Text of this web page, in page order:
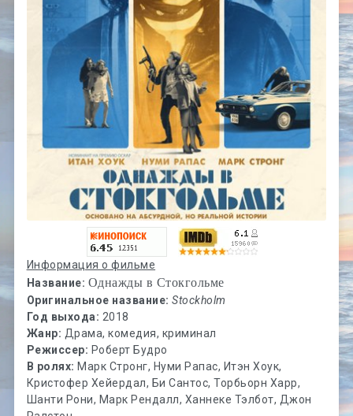
Информация о фильме
Название: Однажды в Стокгольме
Оригинальное название:Stockholm
Год выхода: 2018
Жанр: Драма, комедия, криминал
Режиссер: Роберт Будро
В ролях: Марк Стронг, Нуми Рапас, Итэн Хоук,
Кристофер Хейердал, Би Сантос, Торбьорн Харр,
Шанти Рони, Марк Рендалл, Ханнеке Тэлбот, Джон